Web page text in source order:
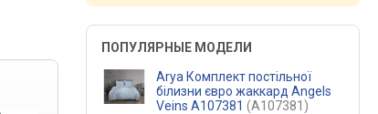
ПОПУЛЯРНЫЕ МОДЕЛИ
Arya Комплект постільної
білизни євро жаккард Angels
Veins A107381 (A107381)